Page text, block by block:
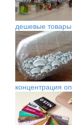
дешевые
концентрация